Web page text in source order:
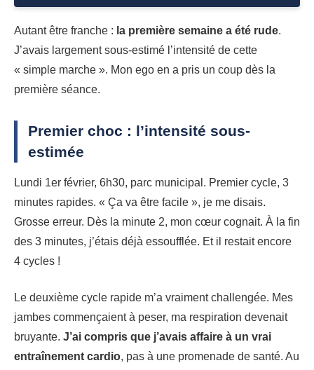
Autant être franche : la première semaine a été rude.
J’avais largement sous-estimé l’intensité de cette
« simple marche ». Mon ego en a pris un coup dès la
première séance.
Premier choc : l’intensité sous-
estimée
Lundi 1er février, 6h30, parc municipal. Premier cycle, 3
minutes rapides. « Ça va être facile », je me disais.
Grosse erreur. Dès la minute 2, mon cœur cognait. À la fin
des 3 minutes, j’étais déjà essoufflée. Et il restait encore
4 cycles !
Le deuxième cycle rapide m’a vraiment challengée. Mes
jambes commençaient à peser, ma respiration devenait
bruyante. J’ai compris que j’avais affaire à un vrai
entraînement cardio, pas à une promenade de santé. Au